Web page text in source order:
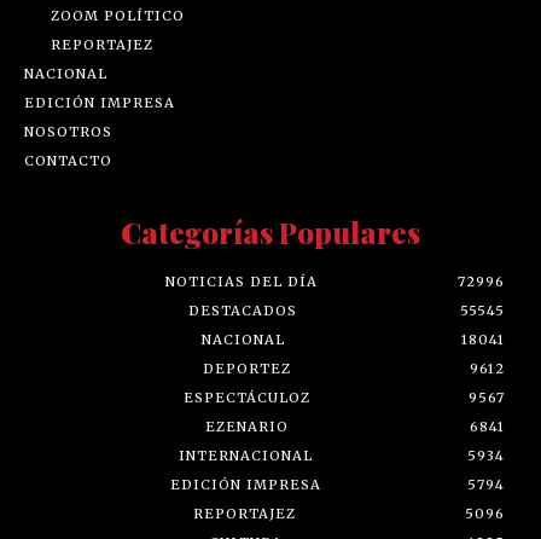
ZOOM POLÍTICO
REPORTAJEZ
NACIONAL
EDICIÓN IMPRESA
NOSOTROS
CONTACTO
Categorías Populares
NOTICIAS DEL DÍA
72996
DESTACADOS
55545
NACIONAL
18041
DEPORTEZ
9612
ESPECTÁCULOZ
9567
EZENARIO
6841
INTERNACIONAL
5934
EDICIÓN IMPRESA
5794
REPORTAJEZ
5096